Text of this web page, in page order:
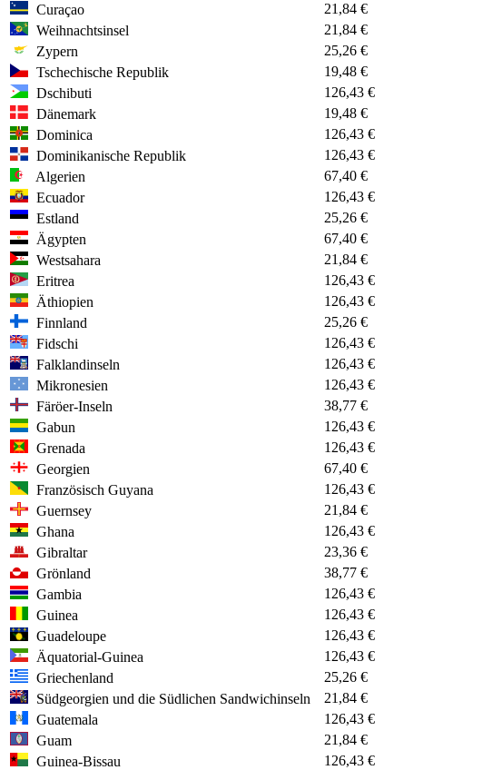
Curaçao
21,84 €
Weihnachtsinsel
21,84 €
Zypern
25,26 €
Tschechische Republik
19,48 €
Dschibuti
126,43 €
Dänemark
19,48 €
Dominica
126,43 €
Dominikanische Republik
126,43 €
Algerien
67,40 €
Ecuador
126,43 €
Estland
25,26 €
Ägypten
67,40 €
Westsahara
21,84 €
Eritrea
126,43 €
Äthiopien
126,43 €
Finnland
25,26 €
Fidschi
126,43 €
Falklandinseln
126,43 €
Mikronesien
126,43 €
Färöer-Inseln
38,77 €
Gabun
126,43 €
Grenada
126,43 €
Georgien
67,40 €
Französisch Guyana
126,43 €
Guernsey
21,84 €
Ghana
126,43 €
Gibraltar
23,36 €
Grönland
38,77 €
Gambia
126,43 €
Guinea
126,43 €
Guadeloupe
126,43 €
Äquatorial-Guinea
126,43 €
Griechenland
25,26 €
Südgeorgien und die Südlichen Sandwichinseln
21,84 €
Guatemala
126,43 €
Guam
21,84 €
Guinea-Bissau
126,43 €